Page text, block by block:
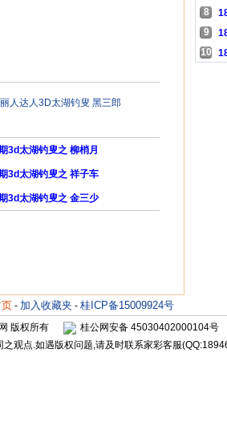
人达人3D太湖钓叟 黑三郎
3d太湖钓叟之 柳梢月
3d太湖钓叟之 祥子车
3d太湖钓叟之 金三少
8
9
10
- 加入收藏夹 - 桂ICP备15009924号
版权所有
桂公网安备 45030402000104号
观点.如遇版权问题,请及时联系家彩客服